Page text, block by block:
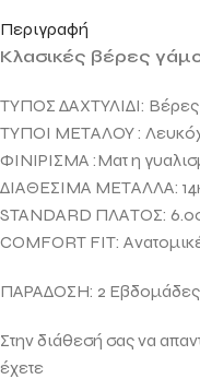
Περιγραφή
Κλασικές βέρες
ΤΥΠΟΣ ΔΑΧΤΥΛΙΔΙ:
ΤΥΠΟΙ ΜΕΤΑΛΟΥ :
ΦΙΝΙΡΙΣΜΑ :Ματ η
ΔΙΑΘΕΣΙΜΑ ΜΕΤΑΛΛΑ:
STANDARD ΠΛΑΤΟΣ:
COMFORT FIT:
ΠΑΡΑΔΟΣΗ: 2 Εβδομάδες
Στην διάθεσή σας να
έχετε